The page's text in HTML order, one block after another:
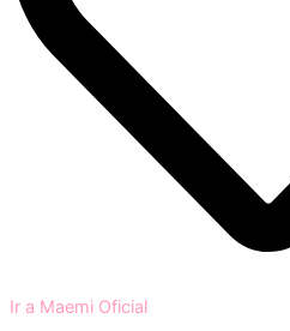
Ir a Maemi Oficial